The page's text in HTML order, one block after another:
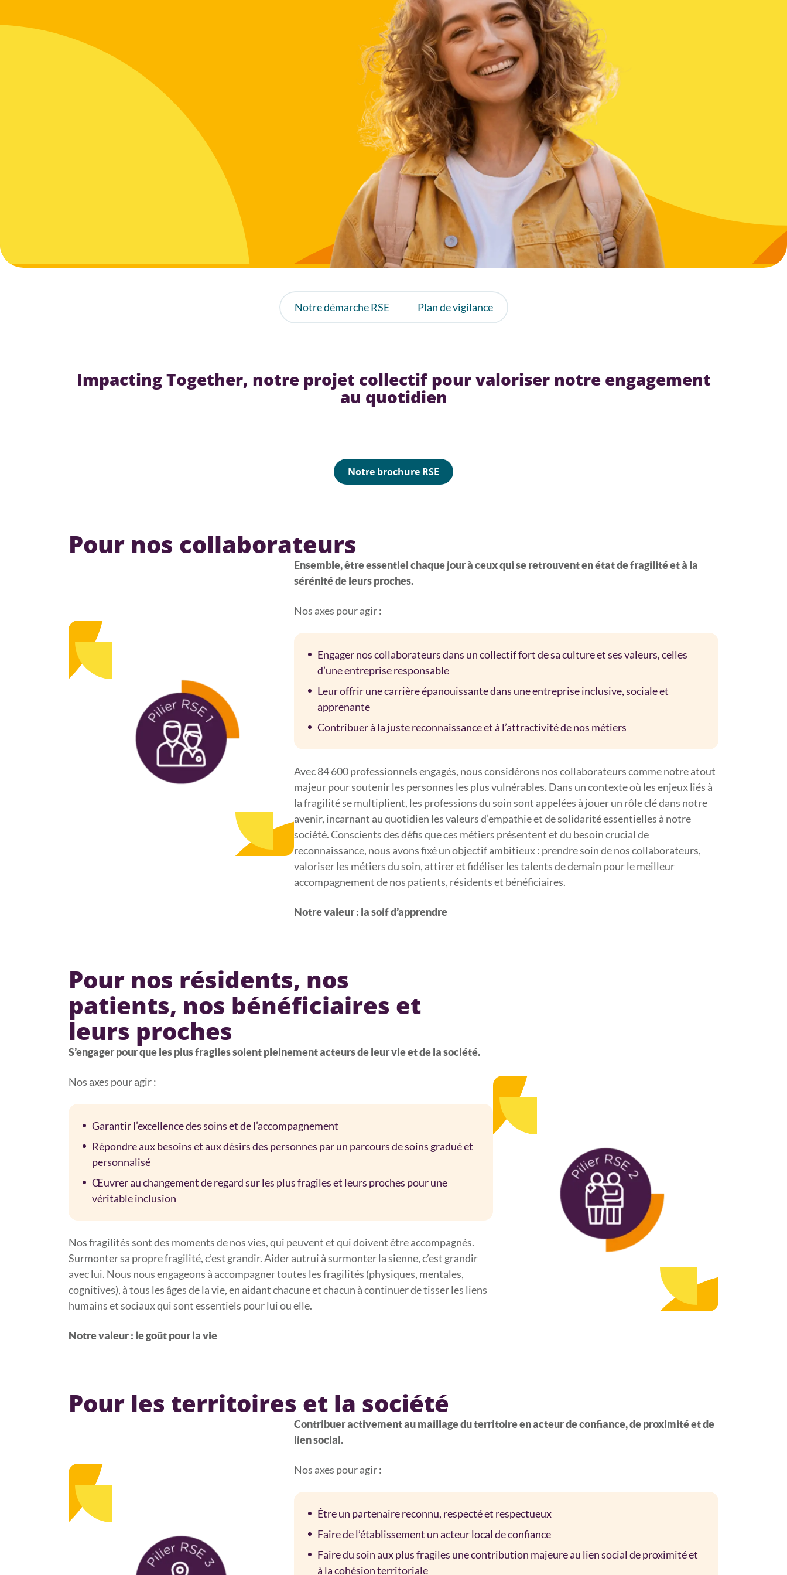
Notre démarche RSE Plan de vigilance
Impacting Together, notre projet collectif pour valoriser notre engagement
au quotidien
Notre brochure RSE
Pour nos collaborateurs
Ensemble, être essentiel chaque jour à ceux qui se retrouvent en état de fragilité et à la
sérénité de leurs proches.
Nos axes pour agir :
Engager nos collaborateurs dans un collectif fort de sa culture et ses valeurs, celles
d’une entreprise responsable
Leur offrir une carrière épanouissante dans une entreprise inclusive, sociale et
apprenante
Contribuer à la juste reconnaissance et à l’attractivité de nos métiers
Avec 84 600 professionnels engagés, nous considérons nos collaborateurs comme notre atout
majeur pour soutenir les personnes les plus vulnérables. Dans un contexte où les enjeux liés à
la fragilité se multiplient, les professions du soin sont appelées à jouer un rôle clé dans notre
avenir, incarnant au quotidien les valeurs d’empathie et de solidarité essentielles à notre
société. Conscients des défis que ces métiers présentent et du besoin crucial de
reconnaissance, nous avons fixé un objectif ambitieux : prendre soin de nos collaborateurs,
valoriser les métiers du soin, attirer et fidéliser les talents de demain pour le meilleur
accompagnement de nos patients, résidents et bénéficiaires.
Notre valeur : la soif d’apprendre
Pour nos résidents, nos
patients, nos bénéficiaires et
leurs proches
S’engager pour que les plus fragiles soient pleinement acteurs de leur vie et de la société.
Nos axes pour agir :
Garantir l’excellence des soins et de l’accompagnement
Répondre aux besoins et aux désirs des personnes par un parcours de soins gradué et
personnalisé
Œuvrer au changement de regard sur les plus fragiles et leurs proches pour une
véritable inclusion
Nos fragilités sont des moments de nos vies, qui peuvent et qui doivent être accompagnés.
Surmonter sa propre fragilité, c’est grandir. Aider autrui à surmonter la sienne, c’est grandir
avec lui. Nous nous engageons à accompagner toutes les fragilités (physiques, mentales,
cognitives), à tous les âges de la vie, en aidant chacune et chacun à continuer de tisser les liens
humains et sociaux qui sont essentiels pour lui ou elle.
Notre valeur : le goût pour la vie
Pour les territoires et la société
Contribuer activement au maillage du territoire en acteur de confiance, de proximité et de
lien social.
Nos axes pour agir :
Être un partenaire reconnu, respecté et respectueux
Faire de l’établissement un acteur local de confiance
Faire du soin aux plus fragiles une contribution majeure au lien social de proximité et
à la cohésion territoriale